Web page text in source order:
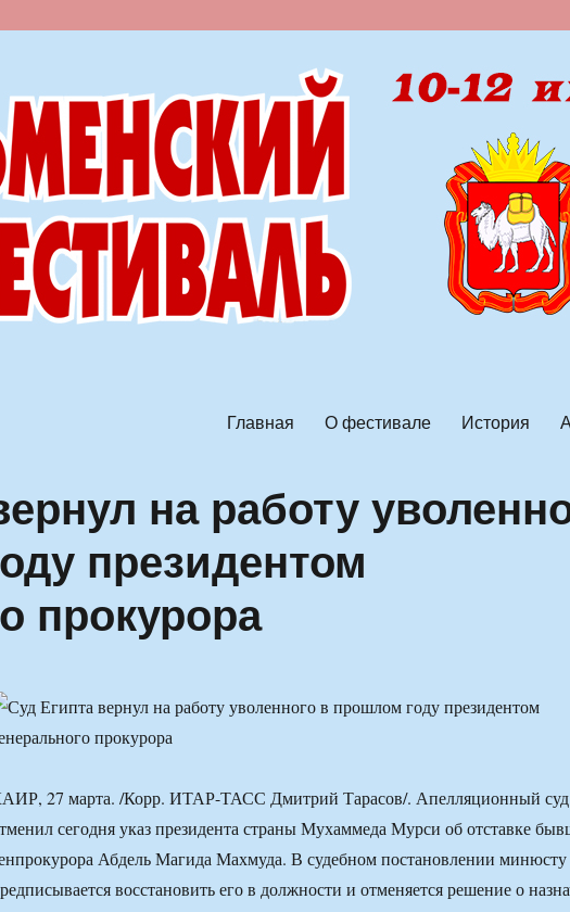
Главная О фестивале История
на работу
президентом
прокурора
27 марта. /Корр. ИТАР-ТАСС Дмитрий Тарасов/. Апелляционный суд
сегодня указ президента страны Мухаммеда Мурси об отставке
Абдель Магида Махмуда. В судебном постановлении
восстановить его в должности и отменяется решение о